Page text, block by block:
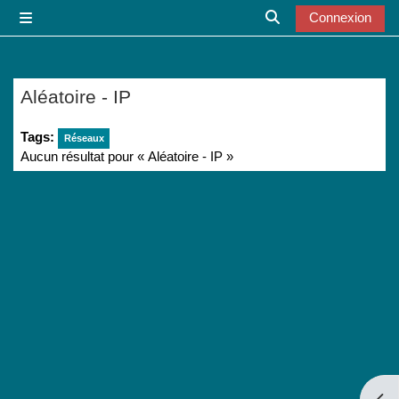
Activer/désactiver
Connexion
Aléatoire - IP
Tags: Réseaux
Aucun résultat pour « Aléatoire - IP »